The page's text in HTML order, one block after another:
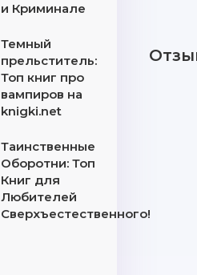
и Криминале
Темный
прельститель:
Топ книг про
вампиров на
knigki.net
Таинственные
Оборотни: Топ
Книг для
Любителей
Сверхъестественного!